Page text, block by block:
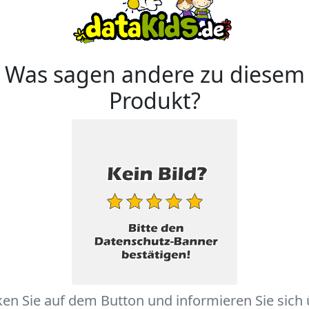
Was sagen andere zu diesem
Produkt?
Sie auf dem Button und informieren Sie sich